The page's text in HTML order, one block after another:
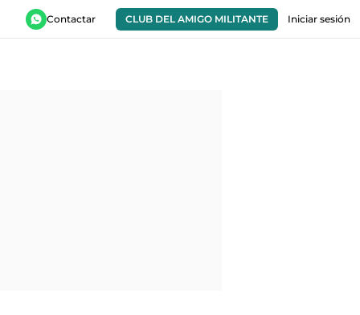
Contactar CLUB DEL AMIGO MILITANTE Iniciar sesión